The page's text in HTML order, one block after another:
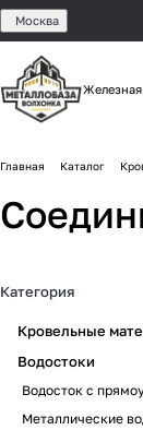
Москва
Железная
Главная Каталог
Категория
Кровельные
Водостоки
Водосток с
Металлические